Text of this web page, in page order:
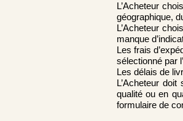
L’Acheteur
géographique,
L’Acheteur
manque
Les frais
sélectionné par
Les délais de
L’Acheteur
qualité ou en
formulaire de